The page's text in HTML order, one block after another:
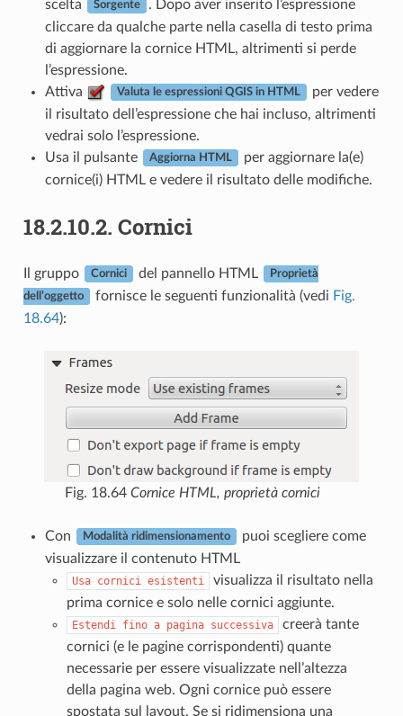
scelta Sorgente
. Dopo aver inserito l’espressione
cliccare da qualche parte nella casella di testo prima
di aggiornare la cornice HTML, altrimenti si perde
l’espressione.
Attiva
Valuta le espressioni QGIS in HTML
per vedere
il risultato dell’espressione che hai incluso, altrimenti
vedrai solo l’espressione.
Usa il pulsante
Aggiorna HTML
per aggiornare la(e)
cornice(i) HTML e vedere il risultato delle modifiche.
18.2.10.2. Cornici
Il gruppo Cornici del pannello HTML Proprietà
dell’oggetto fornisce le seguenti funzionalità (vedi Fig.
18.64):
Fig. 18.64 Cornice HTML, proprietà cornici
Con Modalità ridimensionamento
puoi scegliere come
visualizzare il contenuto HTML
Usa cornici esistenti
visualizza il risultato nella
prima cornice e solo nelle cornici aggiunte.
Estendi fino a pagina successiva
creerà tante
cornici (e le pagine corrispondenti) quante
necessarie per essere visualizzate nell’altezza
della pagina web. Ogni cornice può essere
spostata sul layout. Se si ridimensiona una